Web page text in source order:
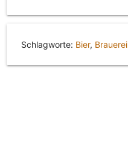
Schlagworte: Bier, Brauerei